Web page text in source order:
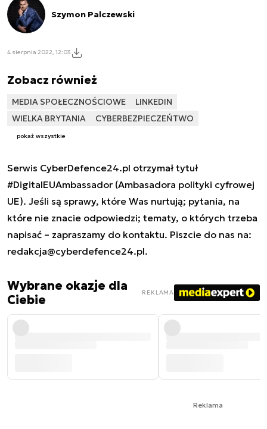
Szymon Palczewski
4 sierpnia 2022, 12:03
Zobacz również
MEDIA SPOŁECZNOŚCIOWE
LINKEDIN
WIELKA BRYTANIA
CYBERBEZPIECZEŃTWO
pokaż wszystkie
Serwis CyberDefence24.pl otrzymał tytuł
#DigitalEUAmbassador (Ambasadora polityki cyfrowej
UE). Jeśli są sprawy, które Was nurtują; pytania, na
które nie znacie odpowiedzi; tematy, o których trzeba
napisać – zapraszamy do kontaktu. Piszcie do nas na:
redakcja@cyberdefence24.pl.
Wybrane okazje dla
Ciebie
REKLAMA
Reklama